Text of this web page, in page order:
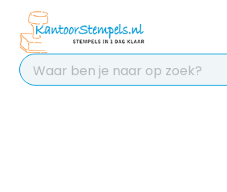
Chat 24/7 met
voor hulp
Contact